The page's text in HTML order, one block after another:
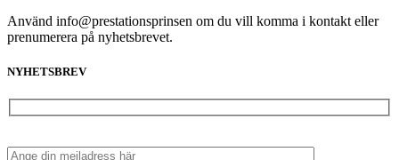
Använd info@prestationsprinsen om du vill komma i kontakt eller
prenumerera på nyhetsbrevet.
NYHETSBREV